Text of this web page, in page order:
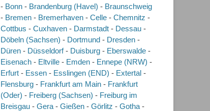
- Bonn - Brandenburg (Havel) - Braunschweig
- Bremen - Bremerhaven - Celle - Chemnitz -
Cottbus - Cuxhaven - Darmstadt - Dessau -
Döbeln (Sachsen) - Dortmund - Dresden -
Düren - Düsseldorf- Duisburg - Eberswalde -
Eisenach - Eltville - Emden - Ennepe (NRW) -
Erfurt - Essen - Esslingen (END) - Extertal -
Flensburg - Frankfurt am Main - Frankfurt
(Oder) - Freiberg (Sachsen) - Freiburg im
Breisgau - Gera - Gießen - Görlitz - Gotha -